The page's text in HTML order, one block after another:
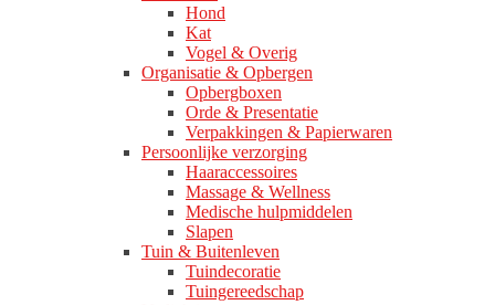
Hond
Kat
Vogel & Overig
Organisatie & Opbergen
Opbergboxen
Orde & Presentatie
Verpakkingen & Papierwaren
Persoonlijke verzorging
Haaraccessoires
Massage & Wellness
Medische hulpmiddelen
Slapen
Tuin & Buitenleven
Tuindecoratie
Tuingereedschap